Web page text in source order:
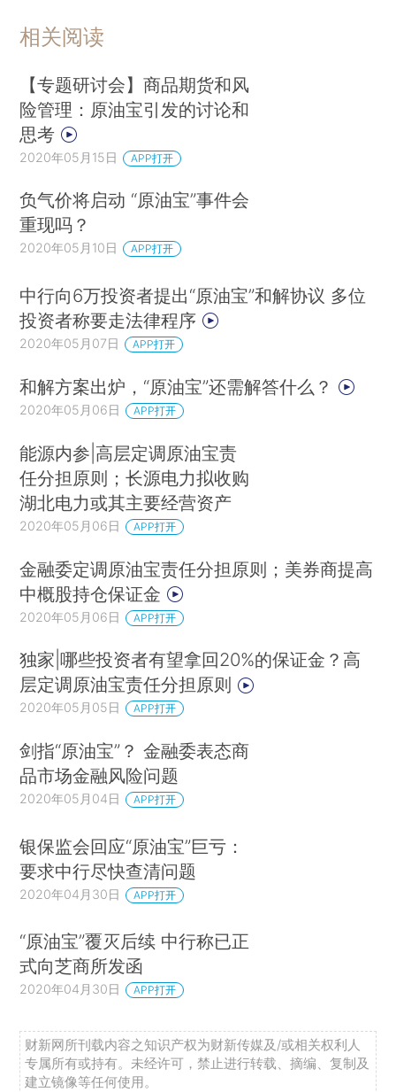
相关阅读
【专题研讨会】商品期货和风
险管理：原油宝引发的讨论和
思考
2020年05月15日 APP打开
负气价将启动 “原油宝”事件会
重现吗？
2020年05月10日 APP打开
中行向6万投资者提出“原油宝”和解协议 多位
投资者称要走法律程序
2020年05月07日 APP打开
和解方案出炉，“原油宝”还需解答什么？
2020年05月06日 APP打开
能源内参|高层定调原油宝责
任分担原则；长源电力拟收购
湖北电力或其主要经营资产
2020年05月06日 APP打开
金融委定调原油宝责任分担原则；美券商提高
中概股持仓保证金
2020年05月06日 APP打开
独家|哪些投资者有望拿回20%的保证金？高
层定调原油宝责任分担原则
2020年05月05日 APP打开
剑指“原油宝”？ 金融委表态商
品市场金融风险问题
2020年05月04日 APP打开
银保监会回应“原油宝”巨亏：
要求中行尽快查清问题
2020年04月30日 APP打开
“原油宝”覆灭后续 中行称已正
式向芝商所发函
2020年04月30日 APP打开
财新网所刊载内容之知识产权为财新传媒及/或相关权利人
专属所有或持有。未经许可，禁止进行转载、摘编、复制及
建立镜像等任何使用。